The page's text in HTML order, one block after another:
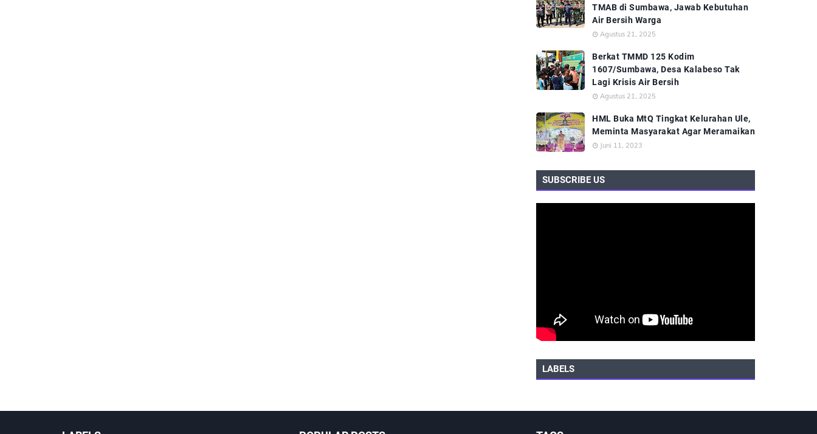
TMAB di Sumbawa, Jawab Kebutuhan
Air Bersih Warga
Agustus 21, 2025
Berkat TMMD 125 Kodim
1607/Sumbawa, Desa Kalabeso Tak
Lagi Krisis Air Bersih
Agustus 21, 2025
HML Buka MtQ Tingkat Kelurahan Ule,
Meminta Masyarakat Agar Meramaikan
Juni 11, 2023
SUBSCRIBE US
LABELS